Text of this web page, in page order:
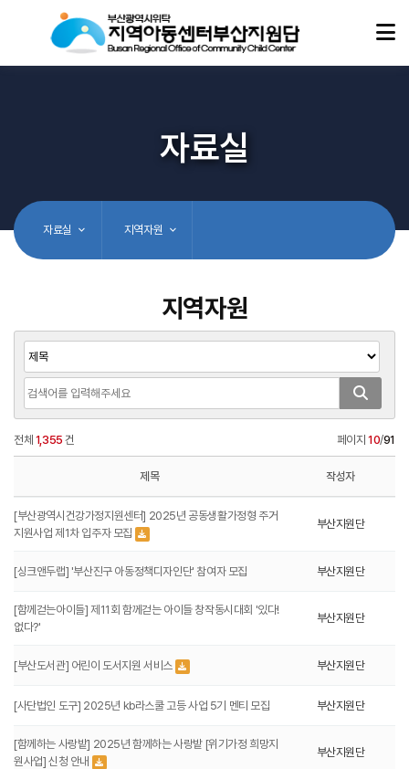
자료실
자료실 지역자원
지역자원
전체 1,355 건 페이지 10/91
제목 작성자
[부산광역시건강가정지원센터] 2025년 공동생활가정형 주거
지원사업 제1차 입주자 모집
부산지원단
[싱크앤두랩] '부산진구 아동정책디자인단' 참여자 모집 부산지원단
[함께걷는아이들] 제11회 함께걷는 아이들 창작동시대회 '있다!
없다?'
부산지원단
[부산도서관] 어린이 도서지원 서비스 부산지원단
[사단법인 도구] 2025년 kb라스쿨 고등 사업 5기 멘티 모집 부산지원단
[함께하는 사랑밭] 2025년 함께하는 사랑밭 [위기가정 희망지
원사업] 신청 안내
부산지원단